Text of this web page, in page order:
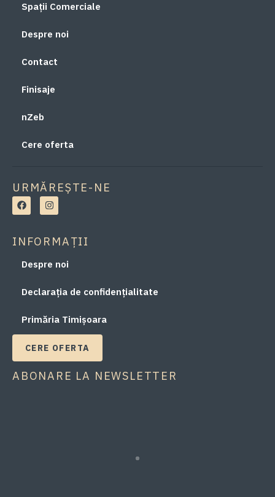
Spații Comerciale
Despre noi
Contact
Finisaje
nZeb
Cere oferta
URMĂREȘTE-NE
INFORMAȚII
Despre noi
Declarația de confidențialitate
Primăria Timișoara
CERE OFERTA
ABONARE LA NEWSLETTER